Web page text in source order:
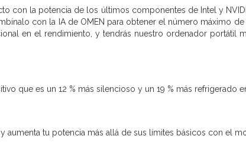
con la potencia de los últimos componentes de Intel y
con la IA de OMEN para obtener el número máximo
en el rendimiento, y tendrás nuestro ordenador portátil
que es un 12 % más silencioso y un 19 % más refrigerado
aumenta tu potencia más allá de sus límites básicos con el